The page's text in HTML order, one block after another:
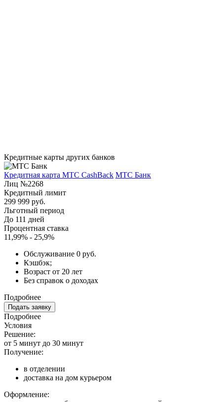
Кредитные карты других банков
Кредитная карта МТС CashBack МТС Банк
Лиц №2268
Кредитный лимит
299 999 руб.
Льготный период
До 111 дней
Процентная ставка
11,99% - 25,9%
Обслуживание 0 руб.
Кэшбэк;
Возраст от 20 лет
Без справок о доходах
Подробнее
Подать заявку
Подробнее
Условия
Решение:
от 5 минут до 30 минут
Получение:
в отделении
доставка на дом курьером
Оформление: